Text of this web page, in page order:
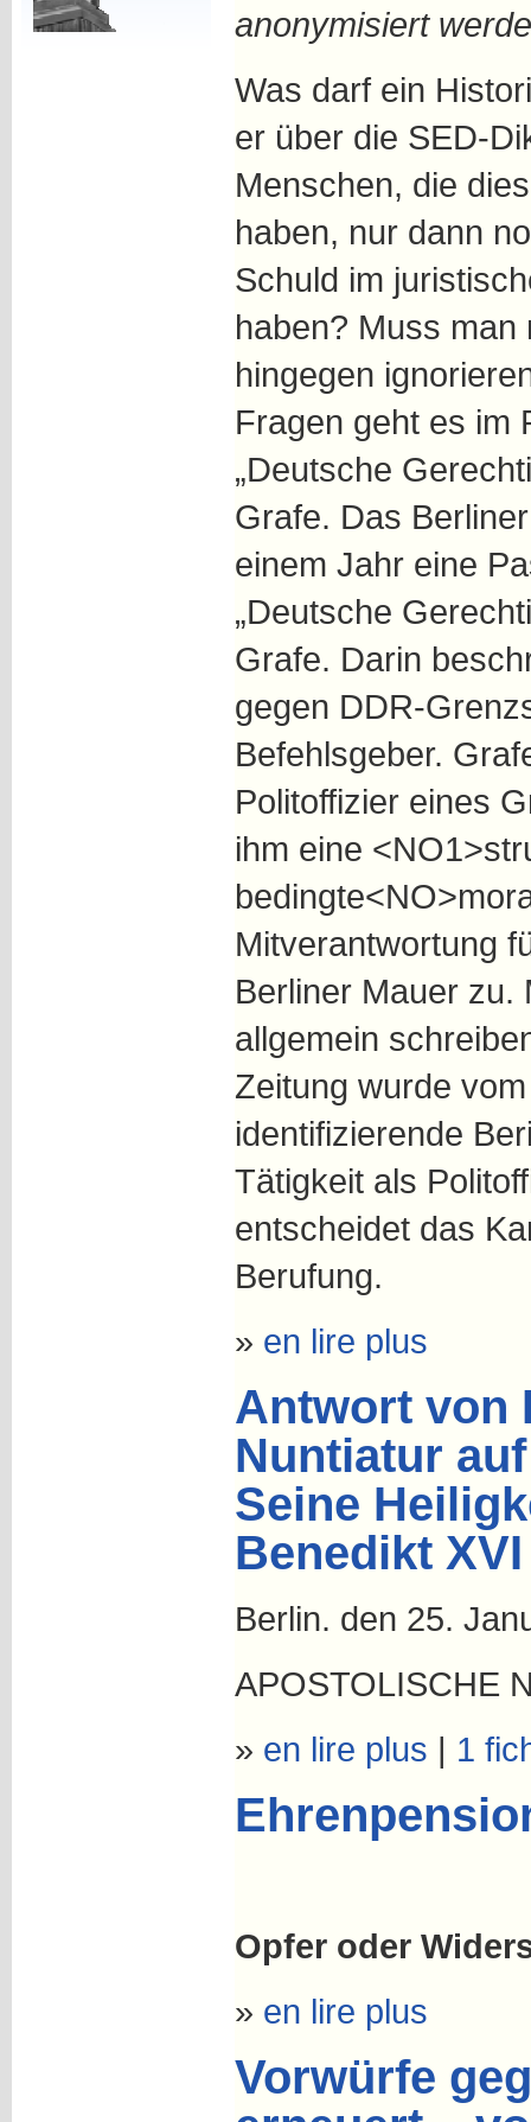
anonymisiert
Was darf ein
er über die SED-
Menschen, die
haben, nur dann
Schuld im
haben? Muss man
hingegen
Fragen geht es im
„Deutsche
Grafe. Das
einem Jahr eine
„Deutsche
Grafe. Darin
gegen DDR-
Befehlsgeber.
Politoffizier eines
ihm eine
Mitverantwortung
Berliner Mauer zu.
allgemein
Zeitung wurde
identifizierende
Tätigkeit als
entscheidet das
Berufung.
» en lire plus
Antwort von
Nuntiatur
Seine
Benedikt XVI
Berlin. den 25.
APOSTOLISCHE
» en lire plus | 1
Opfer oder
» en lire plus
Vorwürfe